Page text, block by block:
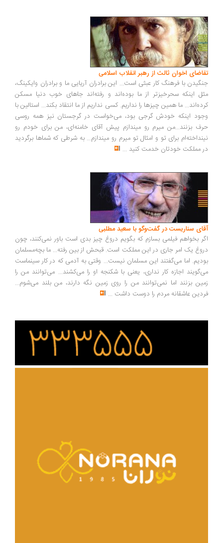
اخوان ثالث از رهبر انقلاب اسلامی
با فرهنگ کار عبثی است... این برادران آریایی ما و برادران وایکینگ،
اینکه سحرخیزتر از ما بوده‌اند و رفته‌اند جاهای خوب دنیا مسکن
ما همین چیزها را نداریم. کسی نداریم از ما انتقاد بکند... استالین با
اینکه خودش گرجی بود، می‌خواست در گرجستان نیز همه روسی
بزنند...من میرم رو میندازم پیش آقای خامنه‌ای، من برای خودم رو
برای تو و امثال تو میرم رو میندازم... به شرطی که شماها برگردید
مملکت خودتان خدمت کنید...
سناریست در گفت‌وگو با سعید مطلبی
بخواهم فیلمی بسازم که بگویم دروغ چیز بدی است باور نمی‌کنند، چون
یک امر جاری در این مملکت است. قبحش از بین رفته... ما بچه‌مسلمان
اما می‌گفتند این مسلمان نیست... وقتی به آدمی که در کار سینماست
اجازه کار نداری، یعنی با شکنجه او را می‌کشند... می‌توانند من را
بزنند اما نمی‌توانند من را روی زمین نگه دارند، من بلند می‌شوم...
عاشقانه مردم را دوست داشت ...